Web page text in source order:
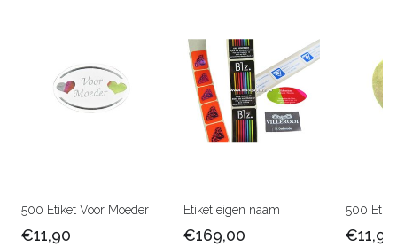
500 Etiket Voor Moeder
€11,90
Etiket eigen naam
€169,00
500
€11,90